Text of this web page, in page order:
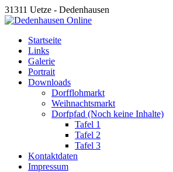
31311 Uetze - Dedenhausen
Startseite
Links
Galerie
Portrait
Downloads
Dorfflohmarkt
Weihnachtsmarkt
Dorfpfad (Noch keine Inhalte)
Tafel 1
Tafel 2
Tafel 3
Kontaktdaten
Impressum